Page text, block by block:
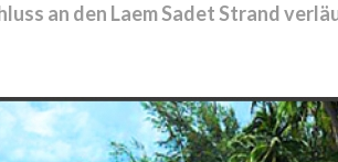
an den Laem Sadet Strand